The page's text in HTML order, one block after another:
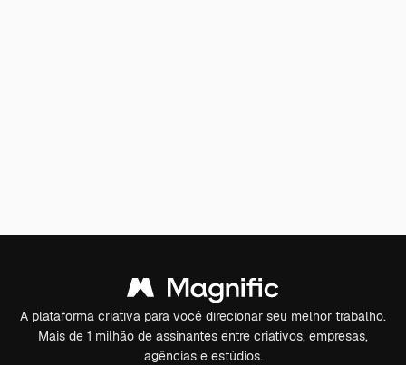
A plataforma criativa para você direcionar seu melhor trabalho.
Mais de 1 milhão de assinantes entre criativos, empresas,
agências e estúdios.